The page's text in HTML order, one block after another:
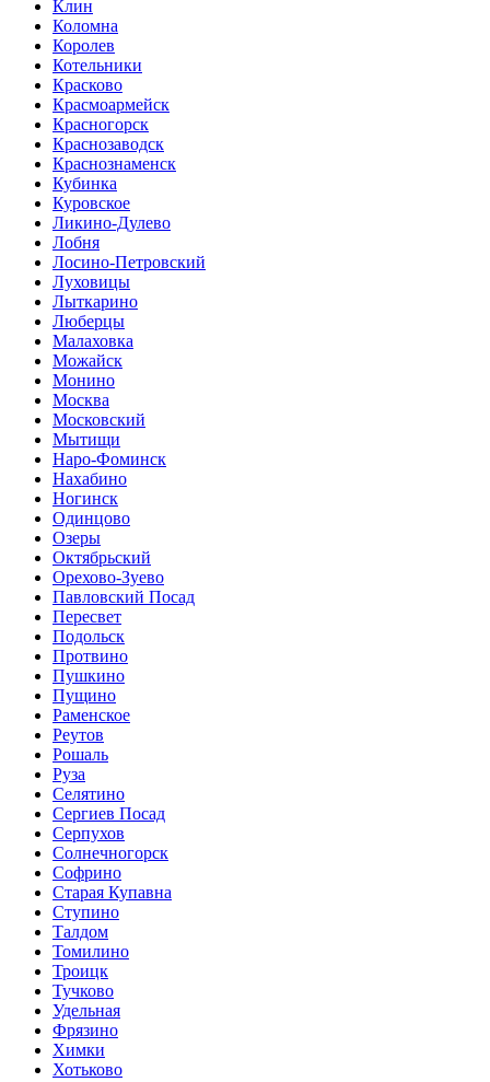
Клин
Коломна
Королев
Котельники
Красково
Красмоармейск
Красногорск
Краснозаводск
Краснознаменск
Кубинка
Куровское
Ликино-Дулево
Лобня
Лосино-Петровский
Луховицы
Лыткарино
Люберцы
Малаховка
Можайск
Монино
Москва
Московский
Мытищи
Наро-Фоминск
Нахабино
Ногинск
Одинцово
Озеры
Октябрьский
Орехово-Зуево
Павловский Посад
Пересвет
Подольск
Протвино
Пушкино
Пущино
Раменское
Реутов
Рошаль
Руза
Селятино
Сергиев Посад
Серпухов
Солнечногорск
Софрино
Старая Купавна
Ступино
Талдом
Томилино
Троицк
Тучково
Удельная
Фрязино
Химки
Хотьково